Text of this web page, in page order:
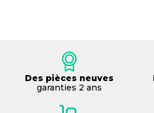
Des pièces neuves
garanties 2 ans